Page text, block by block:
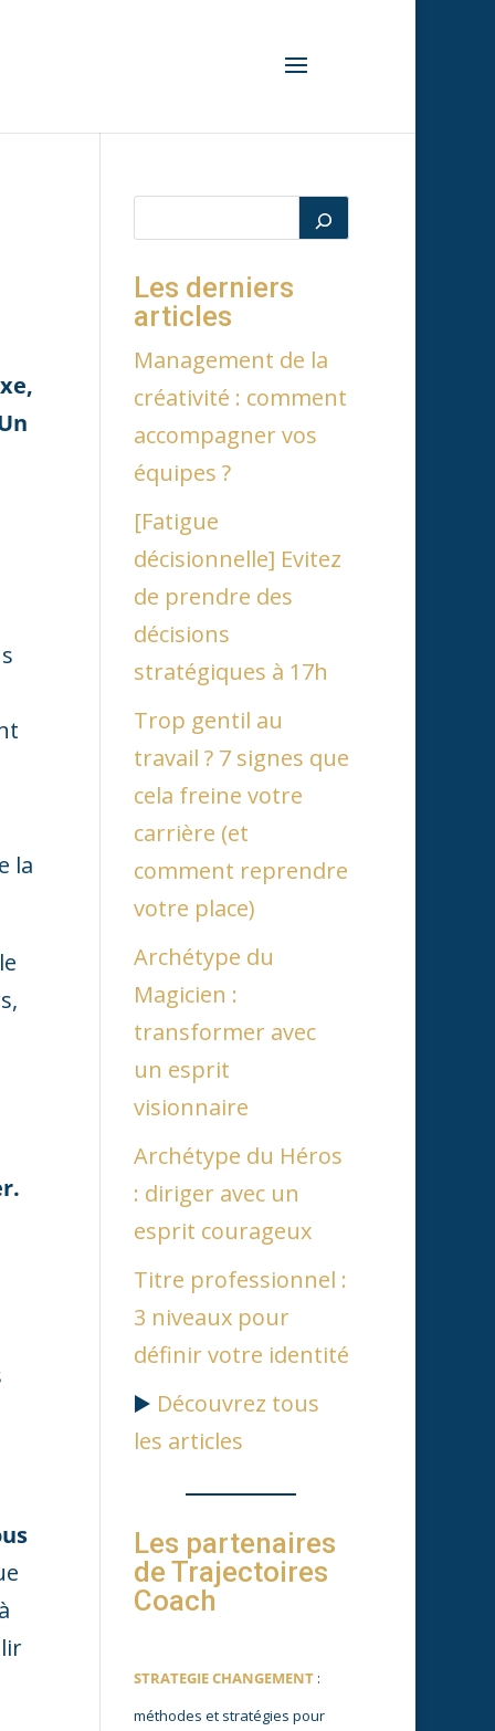
la
Les derniers
articles
Management de la
créativité : comment
accompagner vos
équipes ?
[Fatigue
décisionnelle] Evitez
de prendre des
décisions
stratégiques à 17h
Trop gentil au
travail ? 7 signes que
cela freine votre
carrière (et
comment reprendre
votre place)
Archétype du
Magicien :
transformer avec
un esprit
visionnaire
Archétype du Héros
: diriger avec un
esprit courageux
Titre professionnel :
3 niveaux pour
définir votre identité
▶️ Découvrez tous
les articles
Les partenaires
de Trajectoires
Coach
STRATEGIE CHANGEMENT :
méthodes et stratégies pour